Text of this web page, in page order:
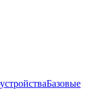
Базовые